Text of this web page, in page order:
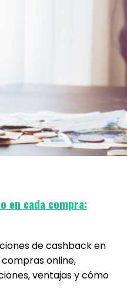
en cada compra:
de cashback en
online,
ventajas y cómo